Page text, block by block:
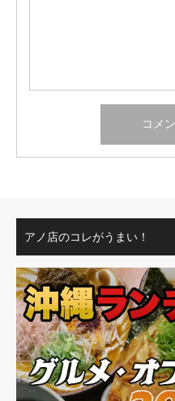
アノ店のコレがうまい！